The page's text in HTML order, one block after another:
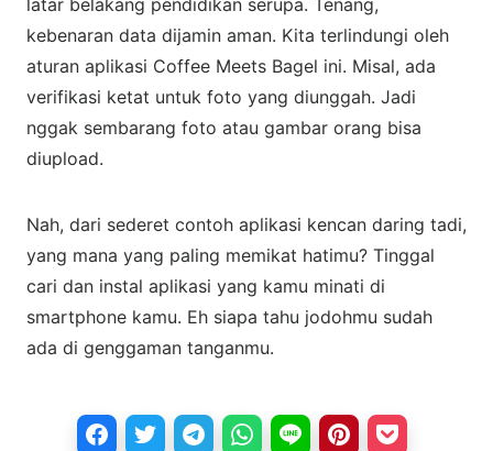
latar belakang pendidikan serupa. Tenang,
kebenaran data dijamin aman. Kita terlindungi oleh
aturan aplikasi Coffee Meets Bagel ini. Misal, ada
verifikasi ketat untuk foto yang diunggah. Jadi
nggak sembarang foto atau gambar orang bisa
diupload.
Nah, dari sederet contoh aplikasi kencan daring tadi,
yang mana yang paling memikat hatimu? Tinggal
cari dan instal aplikasi yang kamu minati di
smartphone kamu. Eh siapa tahu jodohmu sudah
ada di genggaman tanganmu.